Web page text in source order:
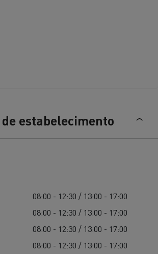
estabelecimento
08:00 - 12:30 / 13:00 - 17:00
08:00 - 12:30 / 13:00 - 17:00
08:00 - 12:30 / 13:00 - 17:00
08:00 - 12:30 / 13:00 - 17:00